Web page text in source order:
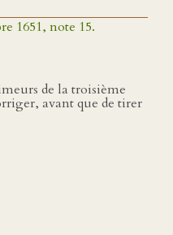
1651, note 15.
de la troisième
avant que de tirer